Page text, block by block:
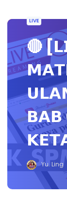
LIVE
🔴
𝗕𝗔𝗕
Yu. Ling